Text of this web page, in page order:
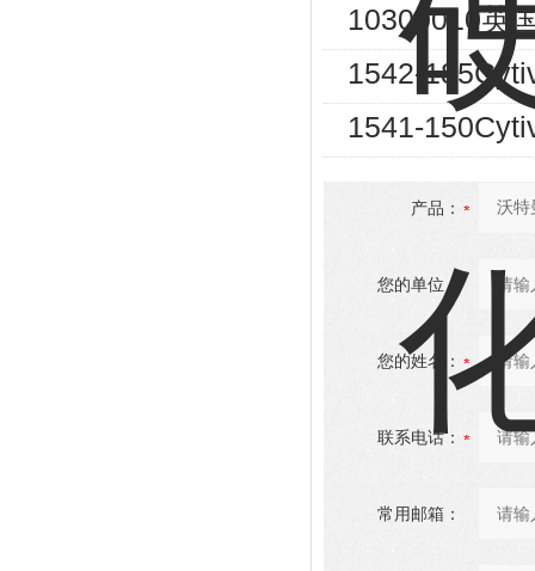
10300010英
1542-
1541-
产品：
您的单位：
您的姓名：
联系电话：
常用邮箱：